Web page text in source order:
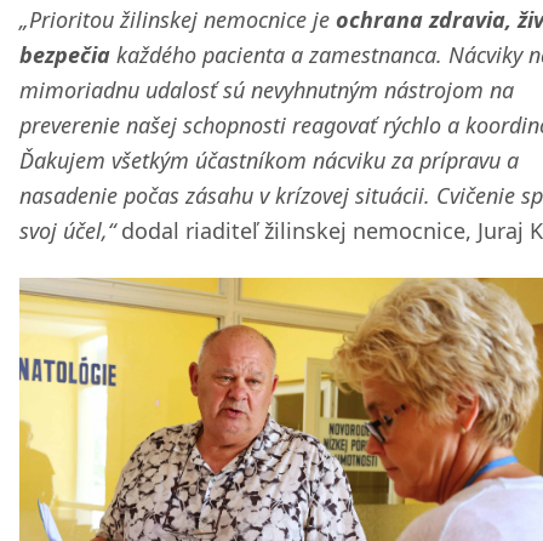
„Prioritou žilinskej nemocnice je ochrana zdravia,
bezpečia každého pacienta a zamestnanca. Nácviky
mimoriadnu udalosť sú nevyhnutným nástrojom na
preverenie našej schopnosti reagovať rýchlo a
Ďakujem všetkým účastníkom nácviku za prípravu a
nasadenie počas zásahu v krízovej situácii. Cvičenie
svoj účel,“dodal riaditeľ žilinskej nemocnice, Juraj